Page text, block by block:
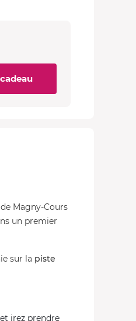
Magny-Cours
un premier
sur la piste
irez prendre